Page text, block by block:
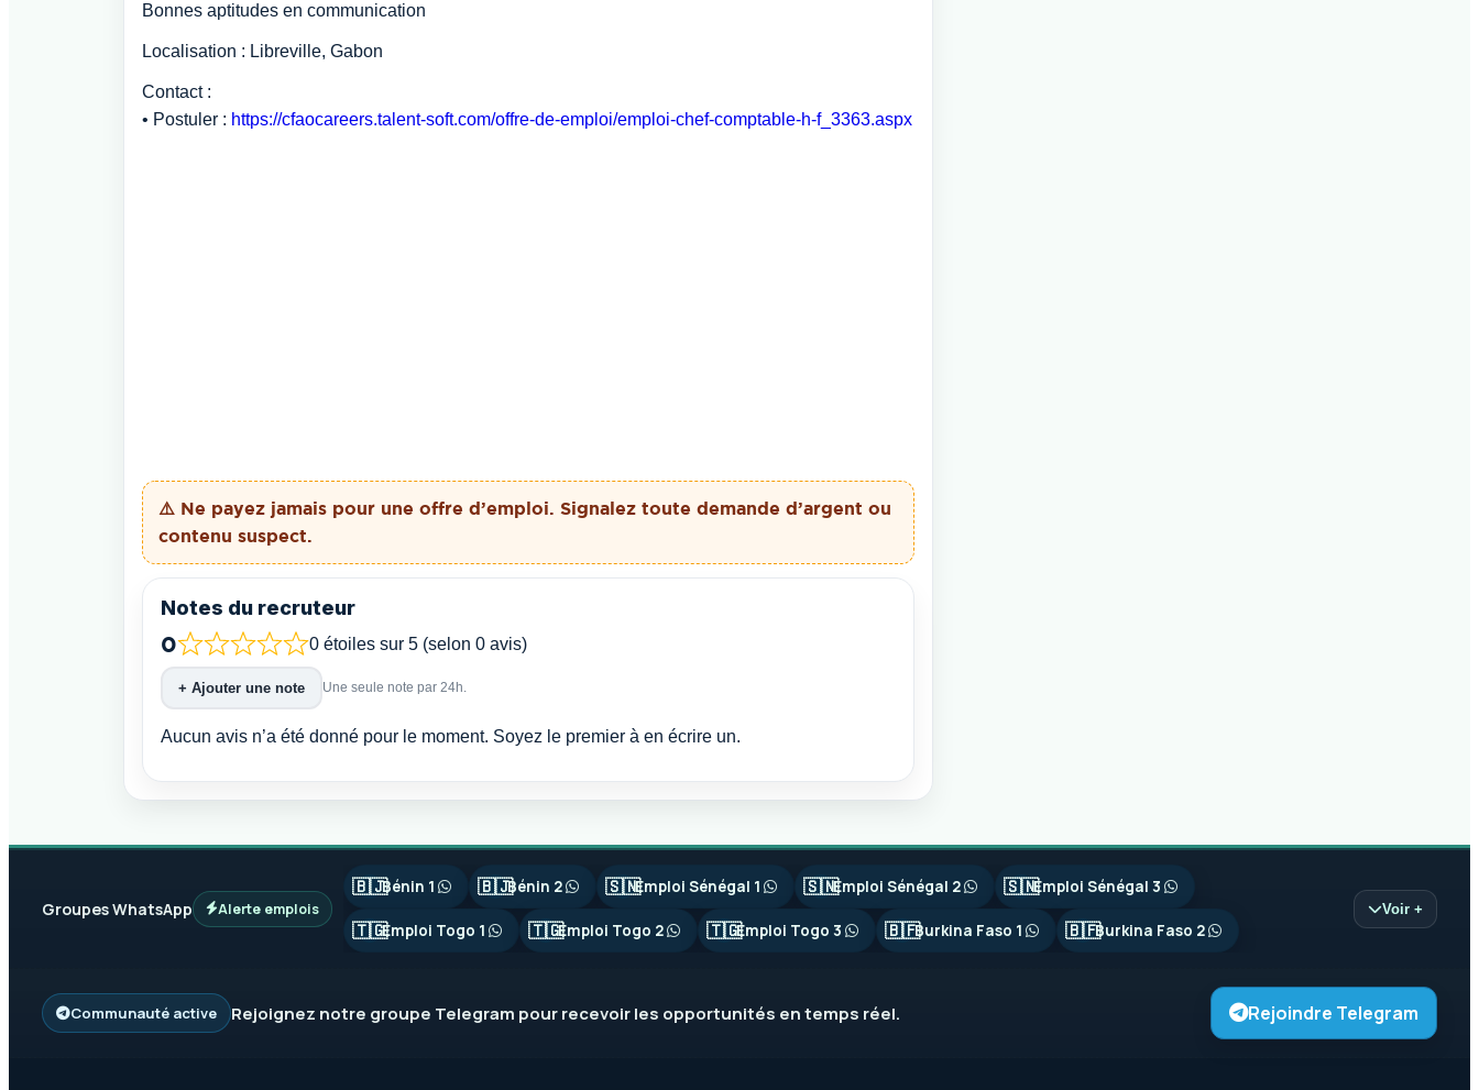
Bonnes aptitudes en communication
Localisation : Libreville, Gabon
Contact :
• Postuler : https://cfaocareers.talent-soft.com/offre-de-emploi/emploi-chef-comptable-h-f_3363.aspx
⚠️ Ne payez jamais pour une offre d’emploi. Signalez toute demande d’argent ou
contenu suspect.
Notes du recruteur
0 0 étoiles sur 5 (selon 0 avis)
+ Ajouter une note Une seule note par 24h.
Aucun avis n’a été donné pour le moment. Soyez le premier à en écrire un.
Groupes WhatsApp Alerte emplois
🇧🇯Bénin 1 🇧🇯Bénin 2 🇸🇳Emploi Sénégal 1 🇸🇳Emploi Sénégal 2 🇸🇳Emploi Sénégal 3
🇹🇬Emploi Togo 1 🇹🇬Emploi Togo 2 🇹🇬Emploi Togo 3 🇧🇫Burkina Faso 1 🇧🇫Burkina Faso 2
Voir +
Communauté active Rejoignez notre groupe Telegram pour recevoir les opportunités en temps réel. Rejoindre Telegram